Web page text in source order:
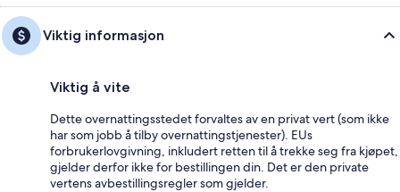
Viktig informasjon
Viktig å vite
Dette overnattingsstedet forvaltes av en privat vert (som ikke
har som jobb å tilby overnattingstjenester). EUs
forbrukerlovgivning, inkludert retten til å trekke seg fra kjøpet,
gjelder derfor ikke for bestillingen din. Det er den private
vertens avbestillingsregler som gjelder.